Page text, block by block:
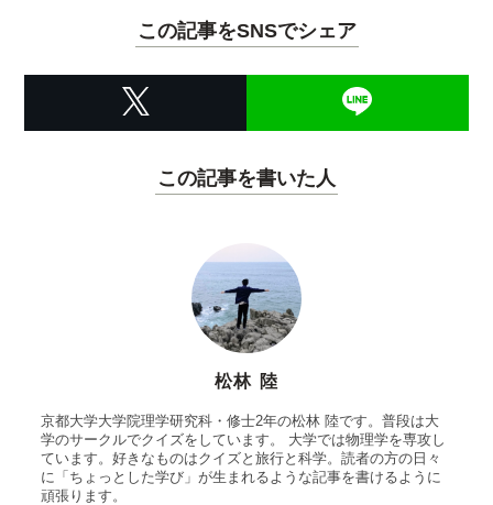
この記事をSNSでシェア
この記事を書いた人
松林 陸
京都大学大学院理学研究科・修士2年の松林 陸です。普段は大
学のサークルでクイズをしています。 大学では物理学を専攻し
ています。好きなものはクイズと旅行と科学。読者の方の日々
に「ちょっとした学び」が生まれるような記事を書けるように
頑張ります。